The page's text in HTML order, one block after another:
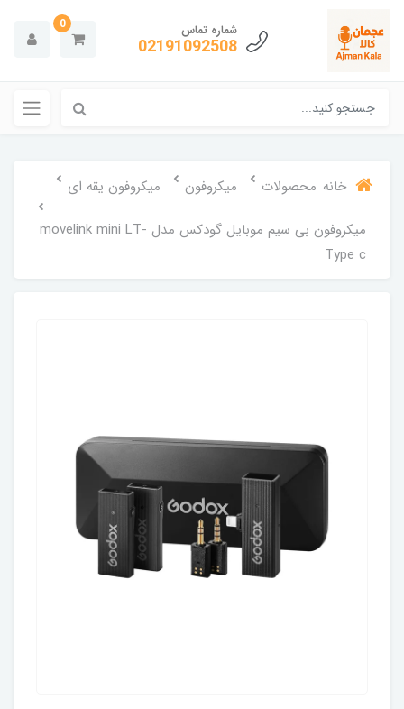
شماره تماس
02191092508
0
خانه محصولات میکروفون
میکروفون یقه ای
میکروفون بی سیم موبایل گودکس مدل movelink mini LT-
Type c